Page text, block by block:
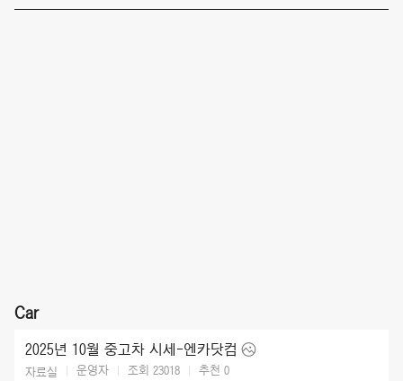
Car
2025년 10월 중고차 시세-엔카닷컴
자료실 운영자 조회 23018 추천 0